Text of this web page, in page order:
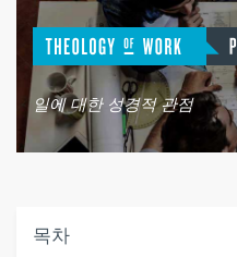
일에 대한 성경적 관점
목차